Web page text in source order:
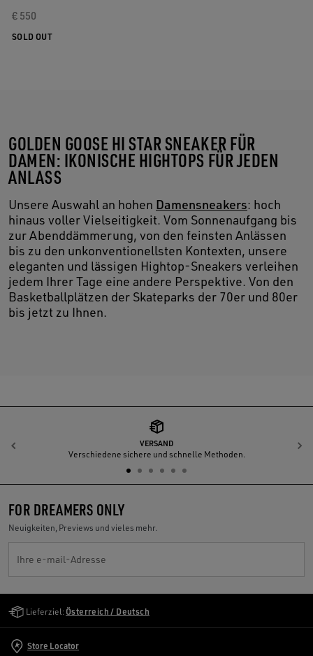
€ 550
SOLD OUT
GOLDEN GOOSE HI STAR SNEAKER FÜR
DAMEN: IKONISCHE HIGHTOPS FÜR JEDEN
ANLASS
Unsere Auswahl an hohen Damensneakers: hoch
hinaus voller Vielseitigkeit. Vom Sonnenaufgang bis
zur Abenddämmerung, von den feinsten Anlässen
bis zu den unkonventionellsten Kontexten, unsere
eleganten und lässigen Hightop-Sneakers verleihen
jedem Ihrer Tage eine andere Perspektive. Von den
Basketballplätzen der Skateparks der 70er und 80er
bis jetzt zu Ihnen.
VERSAND
Verschiedene sichere und schnelle Methoden.
Zurück
FOR DREAMERS ONLY
Neuigkeiten, Previews und vieles mehr.
Ihre e-mail-Adresse
Lieferziel: Österreich / Deutsch
Store Locator